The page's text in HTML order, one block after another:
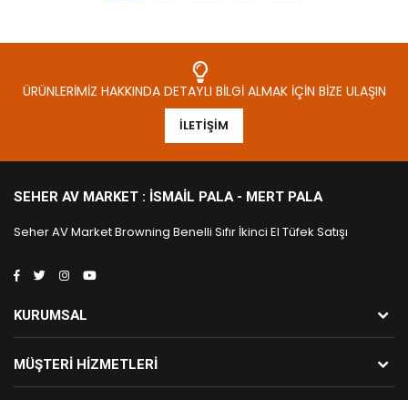
ÜRÜNLERIMIZ HAKKINDA DETAYLI BILGI ALMAK İÇIN BIZE ULAŞIN
İLETIŞIM
SEHER AV MARKET : İSMAIL PALA - MERT PALA
Seher AV Market Browning Benelli Sıfır İkinci El Tüfek Satışı
KURUMSAL
MÜŞTERI HIZMETLERI